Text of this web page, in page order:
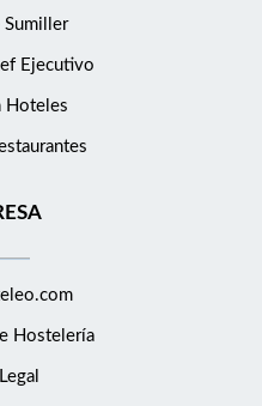
Sumiller
Ejecutivo
Hoteles
Hostelería